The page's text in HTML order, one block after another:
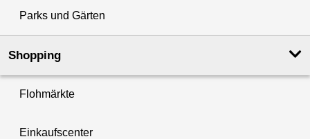
Parks und Gärten
Shopping
Flohmärkte
Einkaufscenter